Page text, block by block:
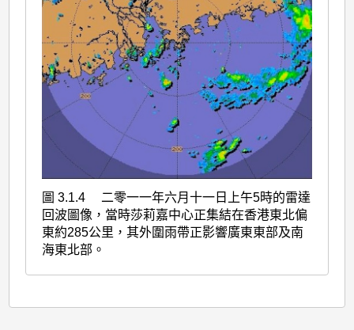
圖 3.1.4 二零一一年六月十一日上午5時的雷達
回波圖像，當時莎莉嘉中心正集結在香港東北偏
東約285公里，其外圍雨帶正影響廣東東部及南
海東北部。